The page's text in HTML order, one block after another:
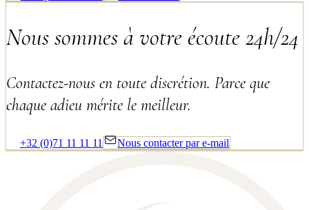
Nous sommes à votre écoute 24h/24
Contactez-nous en toute discrétion. Parce que
chaque adieu mérite le meilleur.
+32 (0)71 11 11 11 Nous contacter par e-mail